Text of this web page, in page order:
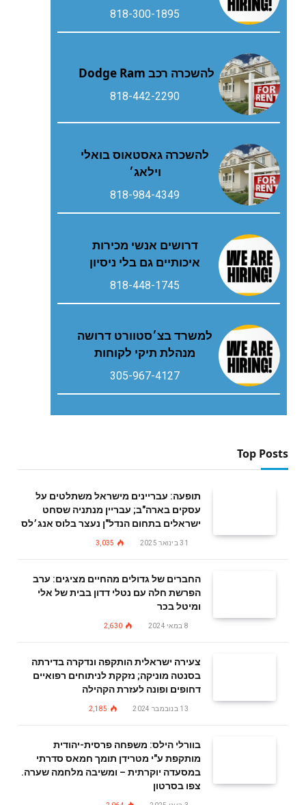
818-300-1895
להשכרה רכב Dodge Ram
818-442-2290
להשכרה גאסטאוס בואלי
וילאג׳
818-984-4349
דרושים אנשי מכירות
איכותיים גם בלי ניסיון
818-448-1745
למשרד בצ׳סטוורט דרושה
מנהלת תיקי לקוחות
305-967-4127
Top Posts
תופעה: עבריינים מישראל משתלטים על
עסקים בארה"ב; עבריין מנתניה שסחט
ישראלים בתחום הנדל"ן נעצר בלוס אנג׳לס
31 בינואר 2025 3,035
החברים של גדולים מהחיים מציגים: ערב
הפרשת חלה עם נטלי דדון בבית של אלי
ומיטל בכר
8 במאי 2024 2,630
צעירה ישראלית הותקפה ונדקרה בדירתה
בסנטה מוניקה; נזקקת לניתוחים רפואיים
דחופים ופונה לעזרת הקהילה
13 בנובמבר 2024 2,185
בוורלי הילס: משפחה פרסית-יהודית
מותקפת ע"י מטרידן תומך חמאס סדרתי
במסעדה יוקרתית – ומשיבה מלחמה שערה.
צפו בסרטון